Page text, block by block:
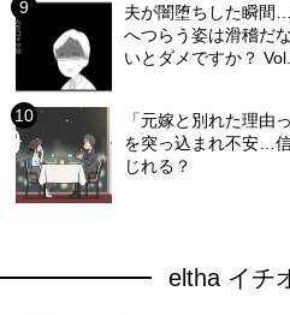
夫が闇堕ちした瞬間
へつらう姿は滑稽だ
いとダメですか？
「元嫁と別れた理由
を突っ込まれ不安…
じれる？
eltha イチ